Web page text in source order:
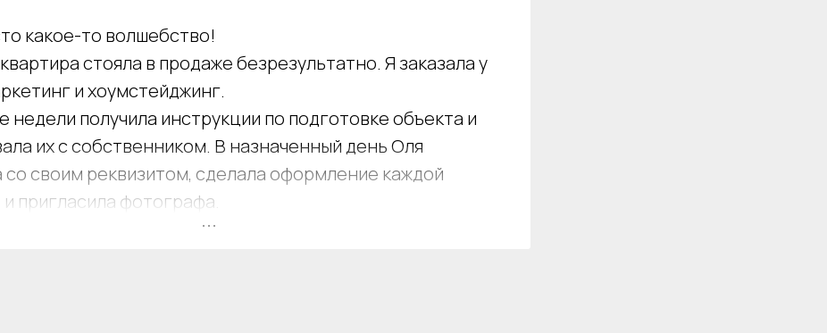
какое-то волшебство!
стояла в продаже безрезультатно. Я заказала у
и хоумстейджинг.
недели получила инструкции по подготовке объекта и
их с собственником. В назначенный день Оля
со своим реквизитом, сделала оформление каждой
пригласила фотографа.
фотографий я получила информацию о ценовой